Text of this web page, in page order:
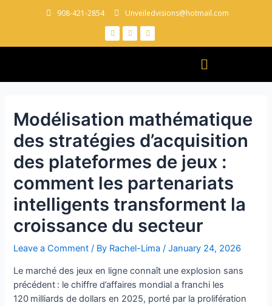
908-421-2854 Unveiledvisions@hotmail.com
Modélisation mathématique
des stratégies d’acquisition
des plateformes de jeux :
comment les partenariats
intelligents transforment la
croissance du secteur
Leave a Comment / By Rachel-Lima/January 24, 2026
Le marché des jeux en ligne connaît une explosion sans
précédent : le chiffre d’affaires mondial a franchi les
120 milliards de dollars en 2025, porté par la prolifération